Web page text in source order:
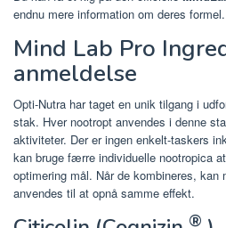
endnu mere information om deres formel.
Mind Lab Pro
anmeldelse
Opti-Nutra har taget en unik tilgang i
stak. Hver nootropt anvendes i denne
aktiviteter. Der er ingen enkelt-taskers
kan bruge færre individuelle nootropica
optimering mål. Når de kombineres,
anvendes til at opnå samme effekt.
®